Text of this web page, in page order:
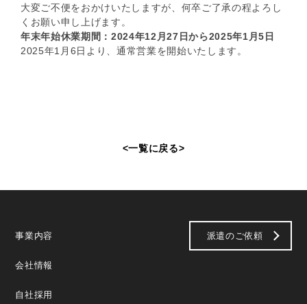
大変ご不便をおかけいたしますが、何卒ご了承の程よろし
くお願い申し上げます。
年末年始休業期間：2024年12月27日から2025年1月5日
2025年1月6日より、通常営業を開始いたします。
<一覧に戻る>
事業内容
会社情報
自社採用
派遣のご依頼